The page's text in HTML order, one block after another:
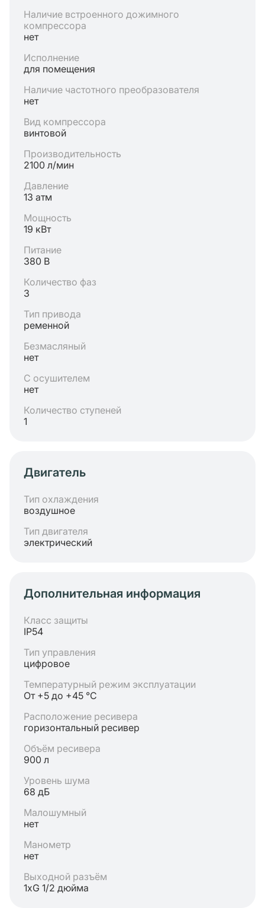
Наличие встроенного дожимного
компрессора
нет
Исполнение
для помещения
Наличие частотного преобразователя
нет
Вид компрессора
винтовой
Производительность
2100 л/мин
Давление
13 атм
Мощность
19 кВт
Питание
380 В
Количество фаз
3
Тип привода
ременной
Безмасляный
нет
С осушителем
нет
Количество ступеней
1
Двигатель
Тип охлаждения
воздушное
Тип двигателя
электрический
Дополнительная информация
Класс защиты
IP54
Тип управления
цифровое
Температурный режим эксплуатации
От +5 до +45 °C
Расположение ресивера
горизонтальный ресивер
Объём ресивера
900 л
Уровень шума
68 дБ
Малошумный
нет
Манометр
нет
Выходной разъём
1хG 1/2 дюйма